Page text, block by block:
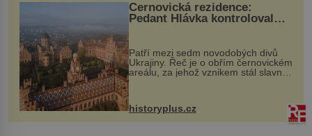
Černovická rezidence:
Pedant Hlávka kontroloval
Patří mezi sedm novodobých divů
Ukrajiny. Řeč je o obřím černovickém
areálu, za jehož vznikem stál slavný
český architekt Josef Hlávka. Ten si
na něm dal mimořádně záležet. Jeho
historyplus.cz